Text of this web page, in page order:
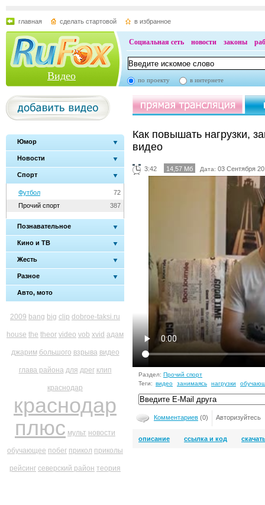
главная сделать стартовой в избранное
Видео
Социальная сеть новости законы
по проекту в интернете
Юмор
Новости
Спорт
72
Футбол
387
Прочий спорт
Познавательное
Кино и ТВ
Жесть
Разное
Авто, мото
2009 bang big clip dobroe-taksi.ru
house the theor video vob xvid адам
джарим большого взрыва видео
глава района для дрег клип
краснодар
краснодар
плюс мульт новости
обучающее побег прикол приколы
рейсинг северский район теория
Как повышать нагрузки,
видео
3:42 14,57 Мб Дата: 03 Сентября
Раздел: Прочий спорт
Теги: видео занимаясь нагрузки
Комментариев (0) Авторизуйтесь
описание ссылка и код